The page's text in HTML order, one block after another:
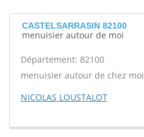
CASTELSARRASIN 82100
menuisier autour de moi
Département: 82100
menuisier autour de chez moi
NICOLAS LOUSTALOT